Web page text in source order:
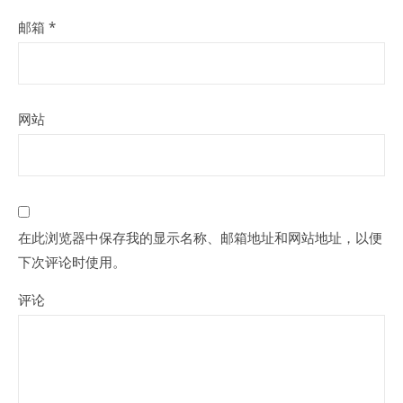
邮箱 *
网站
在此浏览器中保存我的显示名称、邮箱地址和网站地址，以便
下次评论时使用。
评论